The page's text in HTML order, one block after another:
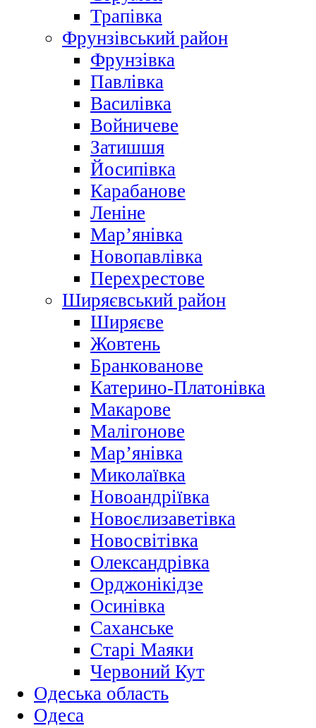
Трапівка
Фрунзівський район
Фрунзівка
Павлівка
Василівка
Войничеве
Затишшя
Йосипівка
Карабанове
Леніне
Мар’янівка
Новопавлівка
Перехрестове
Ширяєвський район
Ширяєве
Жовтень
Бранкованове
Катерино-Платонівка
Макарове
Малігонове
Мар’янівка
Миколаївка
Новоандріївка
Новоєлизаветівка
Новосвітівка
Олександрівка
Орджонікідзе
Осинівка
Саханське
Старі Маяки
Червоний Кут
Одеська область
Одеса